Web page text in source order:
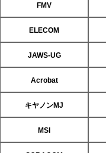
FMV
ELECOM
JAWS-UG
Acrobat
キヤノンMJ
MSI